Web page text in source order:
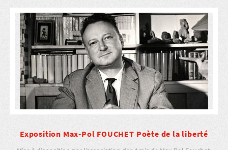
Exposition Max-Pol FOUCHET Poète de la liberté